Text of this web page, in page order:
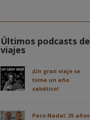
Últimos podcasts de
viajes
¡Un gran viaje se
toma un año
sabático!
Paco Nadal: 35 años